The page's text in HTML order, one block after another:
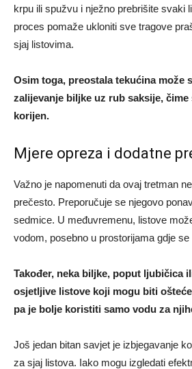
krpu ili spužvu i nježno prebrišite svaki
proces pomaže ukloniti sve tragove
sjaj listovima.
Osim toga, preostala tekućina može
zalijevanje biljke uz rub saksije,
korijen.
Mjere opreza i dodatne
Važno je napomenuti da ovaj tretman
prečesto. Preporučuje se njegovo
sedmice. U međuvremenu, listove
vodom, posebno u prostorijama gdje
Također, neka biljke, poput ljubičica
osjetljive listove koji mogu biti
pa je bolje koristiti samo vodu za
Još jedan bitan savjet je izbjegavanje
za sjaj listova. Iako mogu izgledati